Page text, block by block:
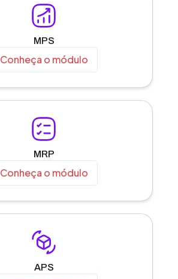
MPS
Conheça o módulo
MRP
Conheça o módulo
APS